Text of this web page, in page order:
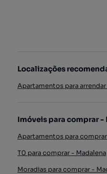
Localizações
Apartamentos para
Imóveis para comprar -
Apartamentos para
T0 para comprar - Madalena
Moradias para comprar -